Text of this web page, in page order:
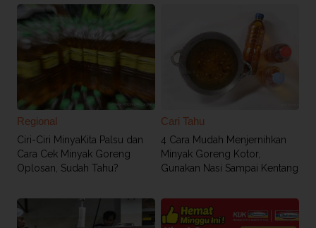
Regional
Ciri-Ciri MinyaKita Palsu dan
Cara Cek Minyak Goreng
Oplosan, Sudah Tahu?
Cari Tahu
4 Cara Mudah Menjernihkan
Minyak Goreng Kotor,
Gunakan Nasi Sampai Kentang